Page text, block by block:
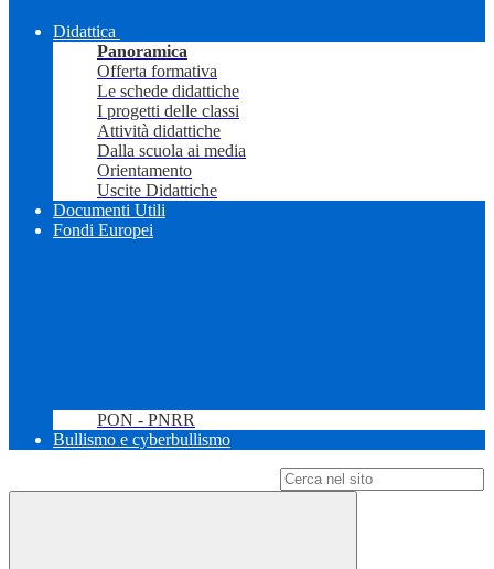
Didattica
Panoramica
Offerta formativa
Le schede didattiche
I progetti delle classi
Attività didattiche
Dalla scuola ai media
Orientamento
Uscite Didattiche
Documenti Utili
Fondi Europei
PON - PNRR
Bullismo e cyberbullismo